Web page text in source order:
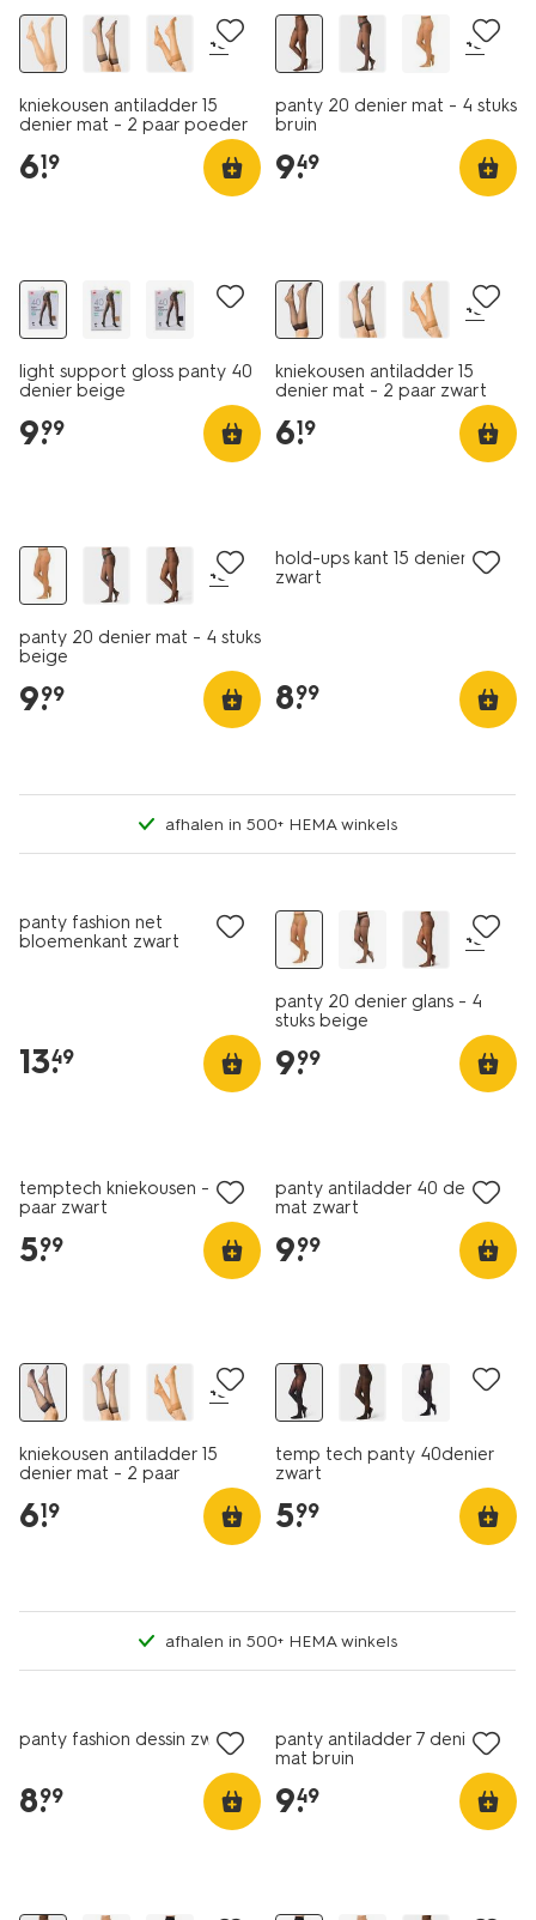
+3
kniekousen antiladder 15
denier mat - 2 paar poeder
6.
19
+3
panty 20 denier mat - 4 stuks
bruin
9.
49
light support gloss panty 40
denier beige
9.
99
+3
kniekousen antiladder 15
denier mat - 2 paar zwart
6.
19
+3
panty 20 denier mat - 4 stuks
beige
9.
99
hold-ups kant 15 denier mat
zwart
8.
99
afhalen in 500+ HEMA winkels
panty fashion net
bloemenkant zwart
13.
49
+3
panty 20 denier glans - 4
stuks beige
9.
99
temptech kniekousen - 2
paar zwart
5.
99
panty antiladder 40 denier
mat zwart
9.
99
+3
kniekousen antiladder 15
denier mat - 2 paar
6.
19
temp tech panty 40denier
zwart
5.
99
afhalen in 500+ HEMA winkels
panty fashion dessin zwart
8.
99
panty antiladder 7 denier
mat bruin
9.
49